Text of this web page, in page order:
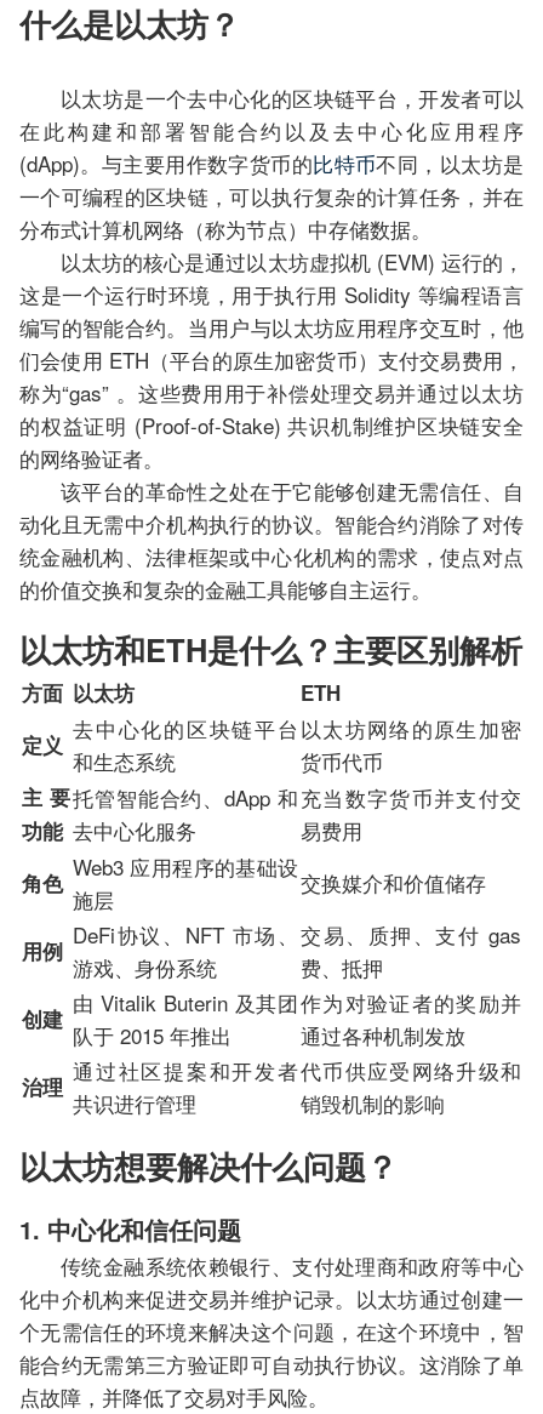
什么是以太坊？
以太坊是一个去中心化的区块链平台，开发者可以
在此构建和部署智能合约以及去中心化应用程序
(dApp)。与主要用作数字货币的比特币不同，以太坊是
一个可编程的区块链，可以执行复杂的计算任务，并在
分布式计算机网络（称为节点）中存储数据。
以太坊的核心是通过以太坊虚拟机 (EVM) 运行的，
这是一个运行时环境，用于执行用 Solidity 等编程语言
编写的智能合约。当用户与以太坊应用程序交互时，他
们会使用 ETH（平台的原生加密货币）支付交易费用，
称为“gas” 。这些费用用于补偿处理交易并通过以太坊
的权益证明 (Proof-of-Stake) 共识机制维护区块链安全
的网络验证者。
该平台的革命性之处在于它能够创建无需信任、自
动化且无需中介机构执行的协议。智能合约消除了对传
统金融机构、法律框架或中心化机构的需求，使点对点
的价值交换和复杂的金融工具能够自主运行。
以太坊和ETH是什么？主要区别解析
方面 以太坊
ETH
定义
去中心化的区块链平台
和生态系统
以太坊网络的原生加密
货币代币
主要
功能
托管智能合约、dApp 和
去中心化服务
充当数字货币并支付交
易费用
角色
Web3 应用程序的基础设
施层
交换媒介和价值储存
用例
DeFi协议、NFT 市场、
游戏、身份系统
交易、质押、支付 gas
费、抵押
创建
由 Vitalik Buterin 及其团
队于 2015 年推出
作为对验证者的奖励并
通过各种机制发放
治理
通过社区提案和开发者
共识进行管理
代币供应受网络升级和
销毁机制的影响
以太坊想要解决什么问题？
1. 中心化和信任问题
传统金融系统依赖银行、支付处理商和政府等中心
化中介机构来促进交易并维护记录。以太坊通过创建一
个无需信任的环境来解决这个问题，在这个环境中，智
能合约无需第三方验证即可自动执行协议。这消除了单
点故障，并降低了交易对手风险。